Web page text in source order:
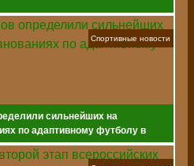
сильнейших на
по адаптивному футболу в
Спортивные новости